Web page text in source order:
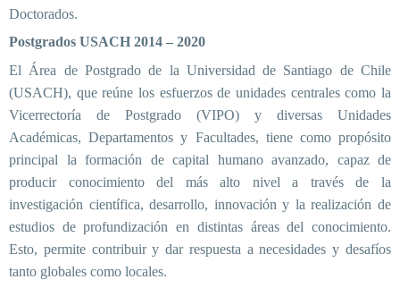
Doctorados.
Postgrados USACH 2014 – 2020
El Área de Postgrado de la Universidad de Santiago de Chile
(USACH), que reúne los esfuerzos de unidades centrales como la
Vicerrectoría de Postgrado (VIPO) y diversas Unidades
Académicas, Departamentos y Facultades, tiene como propósito
principal la formación de capital humano avanzado, capaz de
producir conocimiento del más alto nivel a través de la
investigación científica, desarrollo, innovación y la realización de
estudios de profundización en distintas áreas del conocimiento.
Esto, permite contribuir y dar respuesta a necesidades y desafíos
tanto globales como locales.